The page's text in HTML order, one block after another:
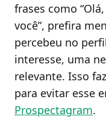
frases como
você”, prefira
percebeu no
interesse, uma
relevante. Isso
para evitar esse
Prospectagram.